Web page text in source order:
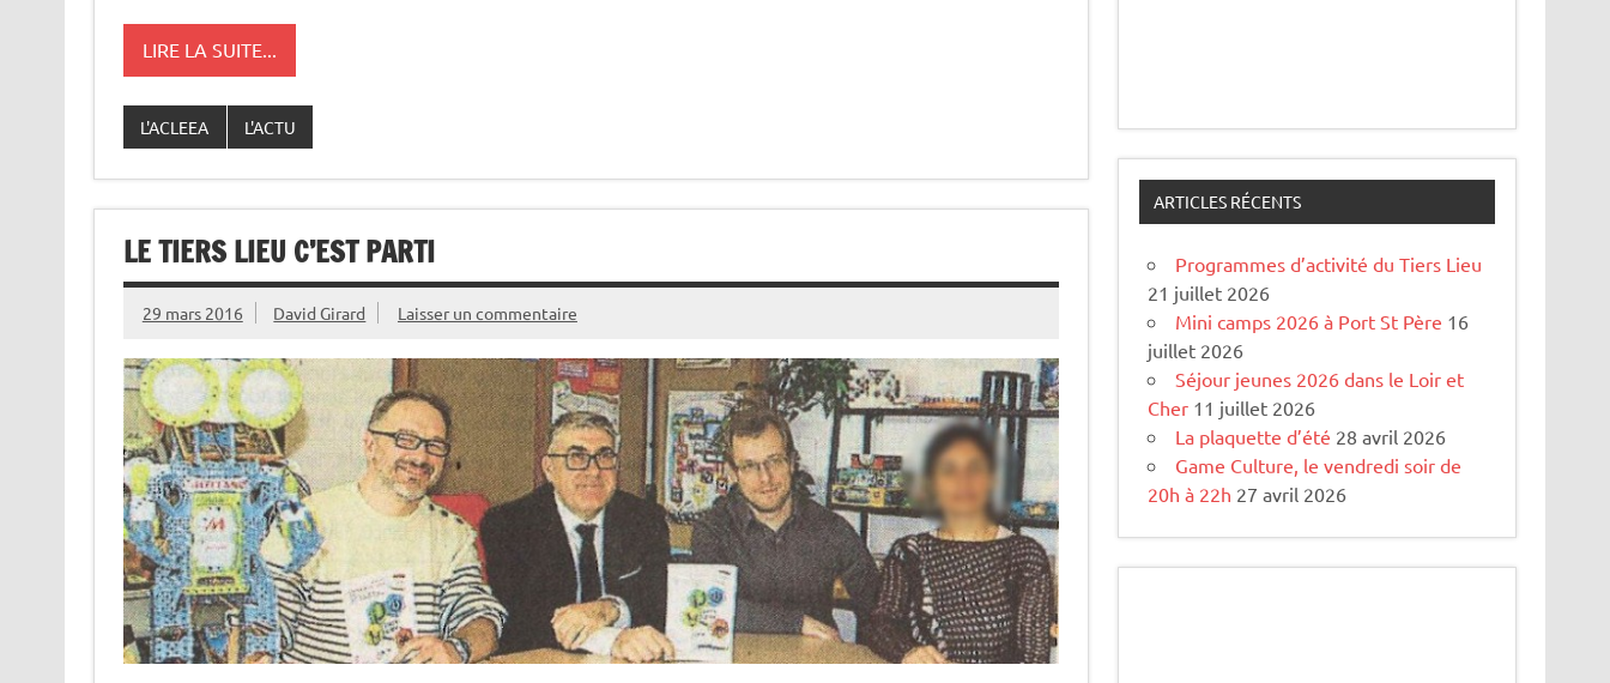
LIRE LA SUITE...
L'ACLEEA L'ACTU
LE TIERS LIEU C’EST PARTI
29 mars 2016 David Girard Laisser un commentaire
ARTICLES RÉCENTS
Programmes d’activité du Tiers Lieu
21 juillet 2026
Mini camps 2026 à Port St Père 16
juillet 2026
Séjour jeunes 2026 dans le Loir et
Cher 11 juillet 2026
La plaquette d’été 28 avril 2026
Game Culture, le vendredi soir de
20h à 22h 27 avril 2026